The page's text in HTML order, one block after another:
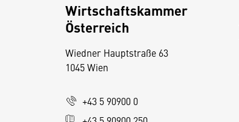
Wirtschaftskammer
Österreich
Wiedner Hauptstraße 63
1045 Wien
+43 5 90900 0